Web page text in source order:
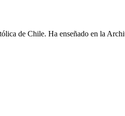
de Chile. Ha enseñado en la